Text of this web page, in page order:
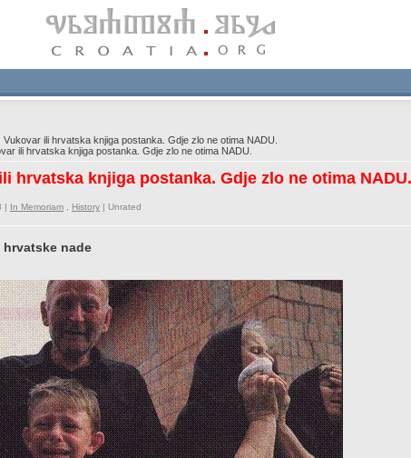
ili hrvatska knjiga postanka. Gdje zlo ne otima NADU.
ili hrvatska knjiga postanka. Gdje zlo ne otima NADU.
hrvatska knjiga postanka. Gdje zlo ne otima NADU.
| In Memoriam History | Unrated
nade